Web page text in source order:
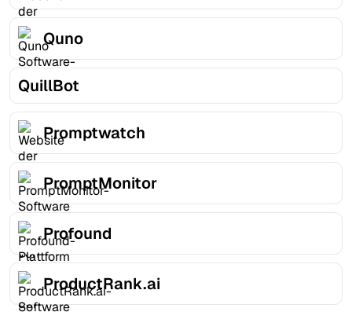
Quno
QuillBot
Promptwatch
PromptMonitor
Profound
ProductRank.ai